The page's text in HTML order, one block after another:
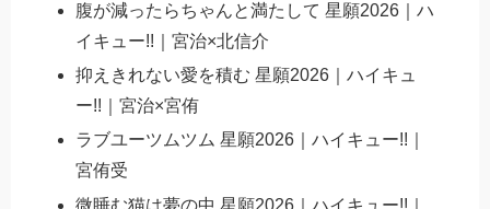
腹が減ったらちゃんと満たして 星願2026｜ハ
イキュー!!｜宮治×北信介
抑えきれない愛を積む 星願2026｜ハイキュ
ー!!｜宮治×宮侑
ラブユーツムツム 星願2026｜ハイキュー!!｜
宮侑受
微睡む猫は夢の中 星願2026｜ハイキュー!!｜